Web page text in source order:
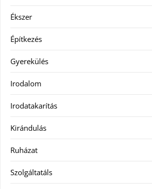
Ékszer
Építkezés
Gyerekülés
Irodalom
Irodatakarítás
Kirándulás
Ruházat
Szolgáltatáls